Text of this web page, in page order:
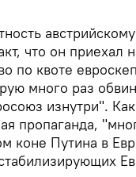
что он
по квоте
много раз
изнутри".
пропаганда,
коне Путина в